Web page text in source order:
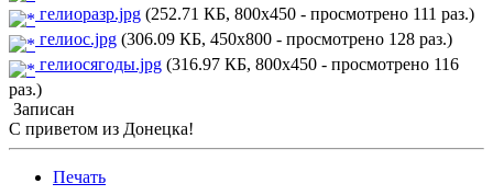
гелиоразр.jpg (252.71 КБ, 800x450 - просмотрено 111 раз.)
гелиос.jpg (306.09 КБ, 450x800 - просмотрено 128 раз.)
гелиосягоды.jpg (316.97 КБ, 800x450 - просмотрено 116
раз.)
Записан
С приветом из Донецка!
Печать